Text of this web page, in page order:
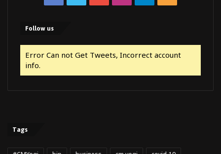
Follow us
Error Can not Get Tweets, Incorrect account
info.
Tags